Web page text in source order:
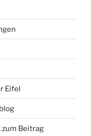
Eifel
Beitrag